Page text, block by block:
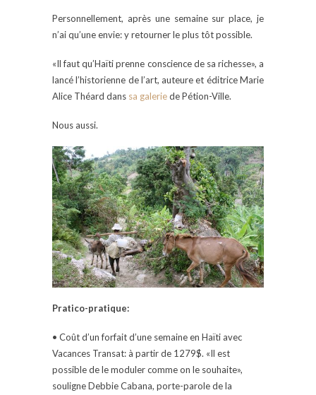
Personnellement, après une semaine sur place, je
n’ai qu’une envie: y retourner le plus tôt possible.
«Il faut qu’Haïti prenne conscience de sa richesse», a
lancé l’historienne de l’art, auteure et éditrice Marie
Alice Théard dans sa galeriede Pétion-Ville.
Nous aussi.
Pratico-pratique:
• Coût d’un forfait d’une semaine en Haïti avec
Vacances Transat: à partir de 1279$. «Il est
possible de le moduler comme on le souhaite»,
souligne Debbie Cabana, porte-parole de la